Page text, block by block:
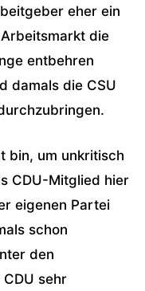
eher ein
die
entbehren
damals die CSU
bin, um unkritisch
CDU-Mitglied hier
eigenen Partei
schon
den
sehr